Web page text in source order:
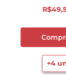
R$49,
+4